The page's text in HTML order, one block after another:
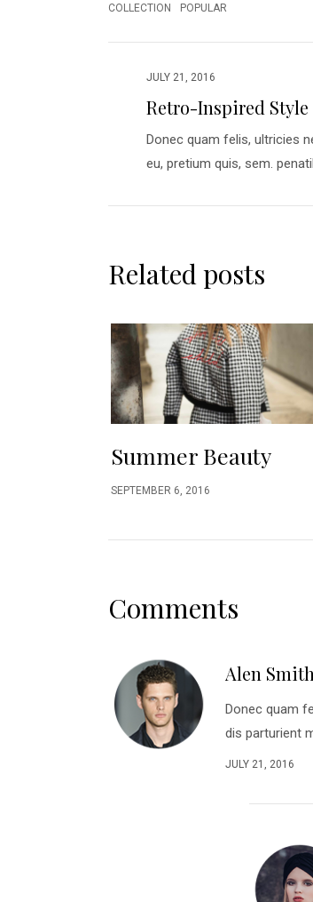
COLLECTION POPULAR
JULY 21, 2016
Retro-Inspired Style
Donec quam felis, ultricies
eu, pretium quis, sem.
Related posts
Summer Beauty
SEPTEMBER 6, 2016
Comments
Alen Smith
Donec quam
dis parturient
JULY 21, 2016